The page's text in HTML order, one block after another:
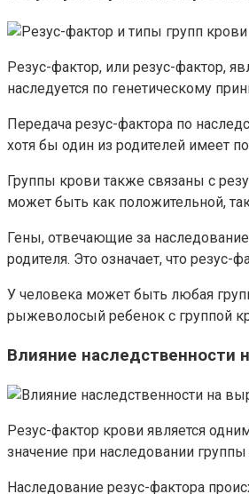
Резус-фактор, или резус-фактор,
наследуется по генетическому
Передача резус-фактора по
хотя бы один из родителей имеет
Группы крови также связаны с
может быть как положительной,
Гены, отвечающие за
родителя. Это означает, что
У человека может быть любая
рыжеволосый ребенок с группой
Влияние наследственности
Резус-фактор крови является
значение при наследовании
Наследование резус-фактора